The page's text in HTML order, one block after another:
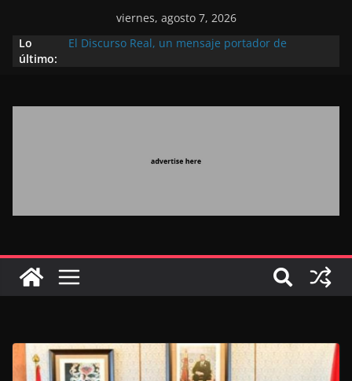
viernes, agosto 7, 2026
Lo
último:
El Discurso Real, un mensaje portador de
Extranjero: al servicio de los grandes proyectos de
Marruecos gracias a una visión estratégica
destinada a consolidar la posición de Marruecos
en una economía mundial competitiva (politólogo
marroquí-estadounidense)